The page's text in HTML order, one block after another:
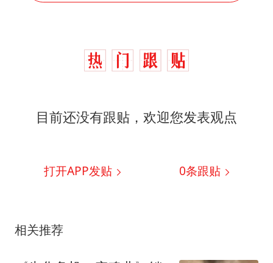
目前还没有跟贴，欢迎您发表观点
打开APP发贴 0条跟贴
相关推荐